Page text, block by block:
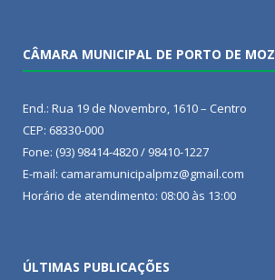
CÂMARA MUNICIPAL DE PORTO DE MOZ
End.: Rua 19 de Novembro, 1610 – Centro
CEP: 68330-000
Fone: (93) 98414-4820 / 98410-1227
E-mail: camaramunicipalpmz@gmail.com
Horário de atendimento: 08:00 às 13:00
ÚLTIMAS PUBLICAÇÕES